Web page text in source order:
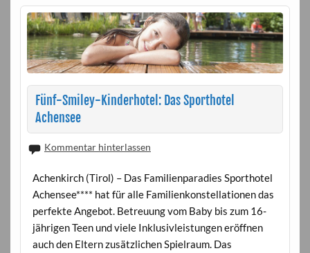
Fünf-Smiley-Kinderhotel: Das Sporthotel
Achensee
Kommentar hinterlassen
Achenkirch (Tirol) – Das Familienparadies Sporthotel
Achensee**** hat für alle Familienkonstellationen das
perfekte Angebot. Betreuung vom Baby bis zum 16-
jährigen Teen und viele Inklusivleistungen eröffnen
auch den Eltern zusätzlichen Spielraum. Das